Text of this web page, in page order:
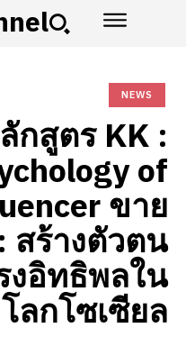
NEWS
กสูตร KK :
of
ขาย
สร้างตัวตน
อิทธิพลใน
โลกโซเซียล